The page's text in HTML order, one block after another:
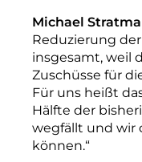
Michael
Reduzierung
insgesamt, weil
Zuschüsse für
Für uns heißt
Hälfte der
wegfällt und wir
können.“